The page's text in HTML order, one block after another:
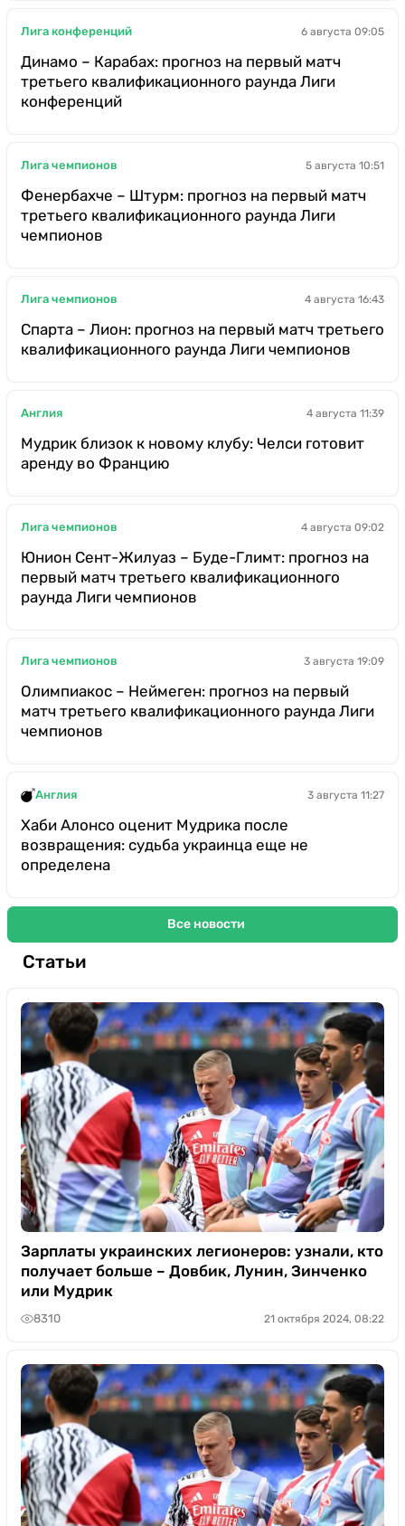
Лига конференций 6 августа 09:05
Динамо – Карабах: прогноз на первый матч
третьего квалификационного раунда Лиги
конференций
Лига чемпионов 5 августа 10:51
Фенербахче – Штурм: прогноз на первый матч
третьего квалификационного раунда Лиги
чемпионов
Лига чемпионов 4 августа 16:43
Спарта – Лион: прогноз на первый матч третьего
квалификационного раунда Лиги чемпионов
Англия 4 августа 11:39
Мудрик близок к новому клубу: Челси готовит
аренду во Францию
Лига чемпионов 4 августа 09:02
Юнион Сент-Жилуаз – Буде-Глимт: прогноз на
первый матч третьего квалификационного
раунда Лиги чемпионов
Лига чемпионов 3 августа 19:09
Олимпиакос – Неймеген: прогноз на первый
матч третьего квалификационного раунда Лиги
чемпионов
Англия 3 августа 11:27
Хаби Алонсо оценит Мудрика после
возвращения: судьба украинца еще не
определена
Все новости
Статьи
Зарплаты украинских легионеров: узнали, кто
получает больше – Довбик, Лунин, Зинченко
или Мудрик
8310 21 октября 2024, 08:22